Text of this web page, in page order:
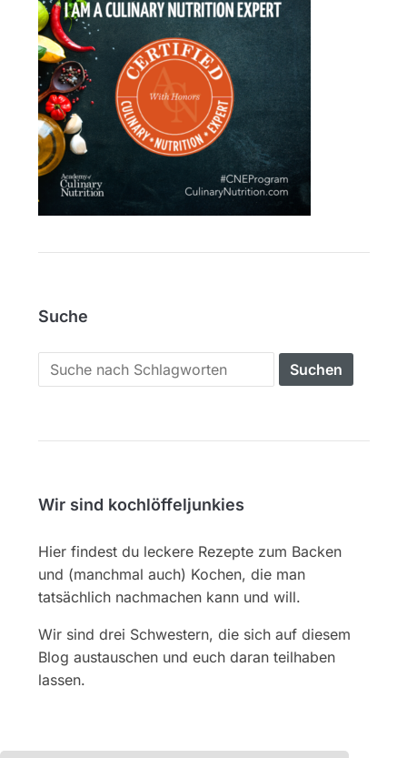
Suche
Search
for:
Wir sind kochlöffeljunkies
Hier findest du leckere Rezepte zum Backen
und (manchmal auch) Kochen, die man
tatsächlich nachmachen kann und will.
Wir sind drei Schwestern, die sich auf diesem
Blog austauschen und euch daran teilhaben
lassen.